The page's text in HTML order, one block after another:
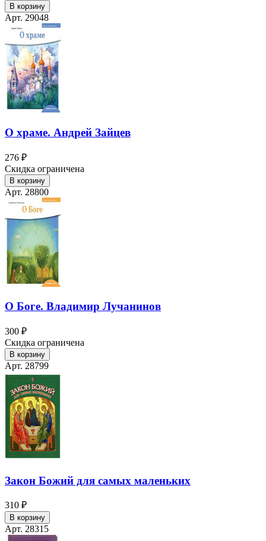
В корзину
Арт. 29048
О храме. Андрей Зайцев
276 ₽
Скидка ограничена
В корзину
Арт. 28800
О Боге. Владимир Лучанинов
300 ₽
Скидка ограничена
В корзину
Арт. 28799
Закон Божий для самых маленьких
310 ₽
В корзину
Арт. 28315